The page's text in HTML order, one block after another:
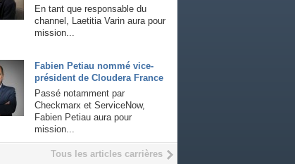
En tant que responsable du
channel, Laetitia Varin aura pour
mission...
Fabien Petiau nommé vice-
président de Cloudera France
Passé notamment par
Checkmarx et ServiceNow,
Fabien Petiau aura pour
mission...
Tous les articles carrières